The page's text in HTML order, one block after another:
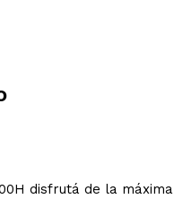
disfrutá de la máxima